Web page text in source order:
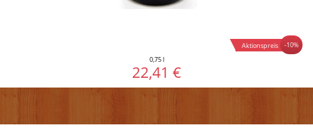
-10%
Aktionspreis
0,75 l
22,41 €